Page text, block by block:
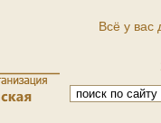
Всё у вас